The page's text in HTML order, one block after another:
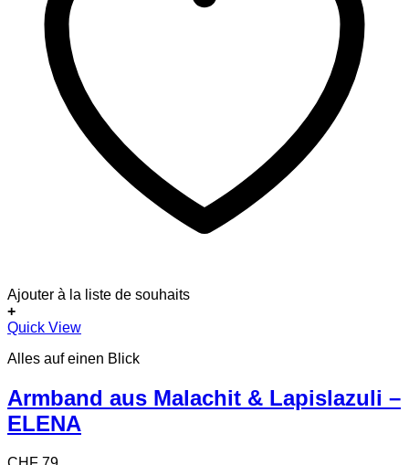
Ajouter à la liste de souhaits
+
Quick View
Alles auf einen Blick
Armband aus Malachit & Lapislazuli –
ELENA